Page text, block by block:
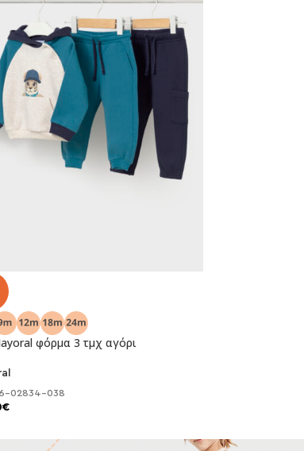
φόρμα 3 τμχ αγόρι
02834-038
€